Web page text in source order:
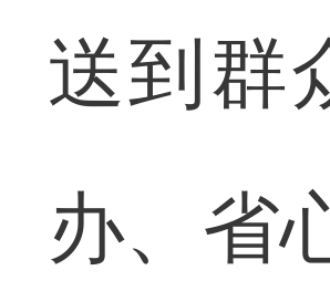
送到群
办、省